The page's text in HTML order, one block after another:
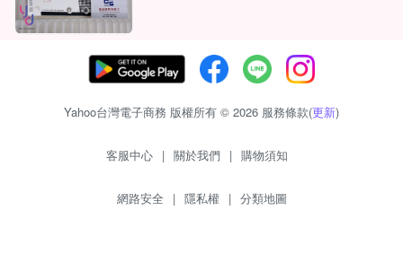
Yahoo台灣電子商務 版權所有 © 2026 服務條款(更新)
客服中心 | 關於我們 | 購物須知
網路安全 | 隱私權 | 分類地圖